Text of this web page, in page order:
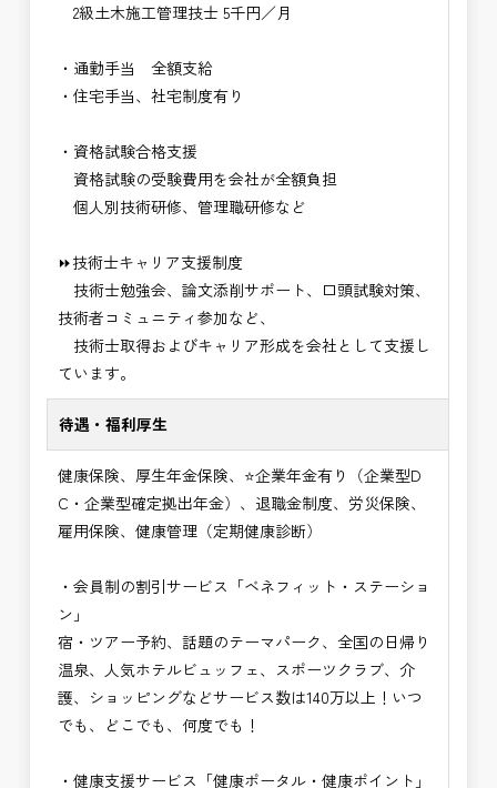
2級土木施工管理技士 5千円／月
・通勤手当 全額支給
・住宅手当、社宅制度有り
・資格試験合格支援
資格試験の受験費用を会社が全額負担
個人別技術研修、管理職研修など
⏩技術士キャリア支援制度
技術士勉強会、論文添削サポート、口頭試験対策、
技術者コミュニティ参加など、
技術士取得およびキャリア形成を会社として支援し
ています。
待遇・福利厚生
健康保険、厚生年金保険、⭐企業年金有り（企業型D
C・企業型確定拠出年金）、退職金制度、労災保険、
雇用保険、健康管理（定期健康診断）
・会員制の割引サービス「ベネフィット・ステーショ
ン」
宿・ツアー予約、話題のテーマパーク、全国の日帰り
温泉、人気ホテルビュッフェ、スポーツクラブ、介
護、ショッピングなどサービス数は140万以上！いつ
でも、どこでも、何度でも！
・健康支援サービス「健康ポータル・健康ポイント」